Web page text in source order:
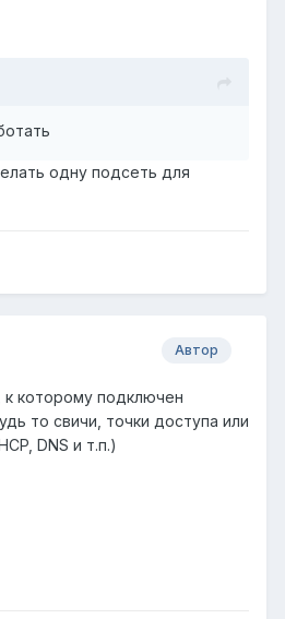
одну подсеть для
Автор
к которому подключен
то свичи, точки доступа или
DNS и т.п.)